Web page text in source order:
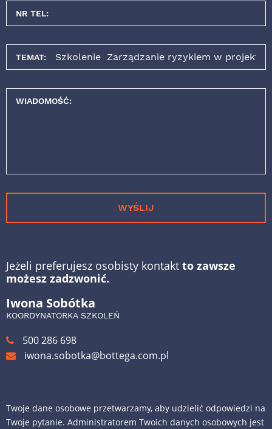
NR TEL:
TEMAT:
WIADOMOŚĆ:
WYŚLIJ
Jeżeli preferujesz osobisty kontakt to zawsze
możesz zadzwonić.
Iwona Sobótka
KOORDYNATORKA SZKOLEŃ
500 286 698
iwona.sobotka@bottega.com.pl
Twoje dane osobowe przetwarzamy, aby udzielić odpowiedzi na
Twoje pytanie. Administratorem Twoich danych osobowych jest